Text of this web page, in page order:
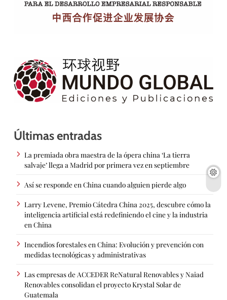
Últimas entradas
La premiada obra maestra de la ópera china ‘La tierra
salvaje’ llega a Madrid por primera vez en septiembre
Así se responde en China cuando alguien pierde algo
Larry Levene, Premio Cátedra China 2025, descubre cómo la
inteligencia artificial está redefiniendo el cine y la industria
en China
Incendios forestales en China: Evolución y prevención con
medidas tecnológicas y administrativas
Las empresas de ACCEDER ReNatural Renovables y Naiad
Renovables consolidan el proyecto Krystal Solar de
Guatemala